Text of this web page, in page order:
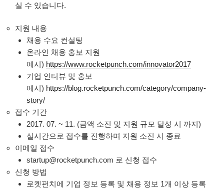
실 수 있습니다.
지원 내용
채용 수요 컨설팅
온라인 채용 홍보 지원
예시) https://www.rocketpunch.com/innovator2017
기업 인터뷰 및 홍보
예시) https://blog.rocketpunch.com/category/company-
story/
접수 기간
2017. 07. ~ 11. (금액 소진 및 지원 규모 달성 시 까지)
실시간으로 접수를 진행하며 지원 소진 시 종료
이메일 접수
startup@rocketpunch.com 로 신청 접수
신청 방법
로켓펀치에 기업 정보 등록 및 채용 정보 1개 이상 등록